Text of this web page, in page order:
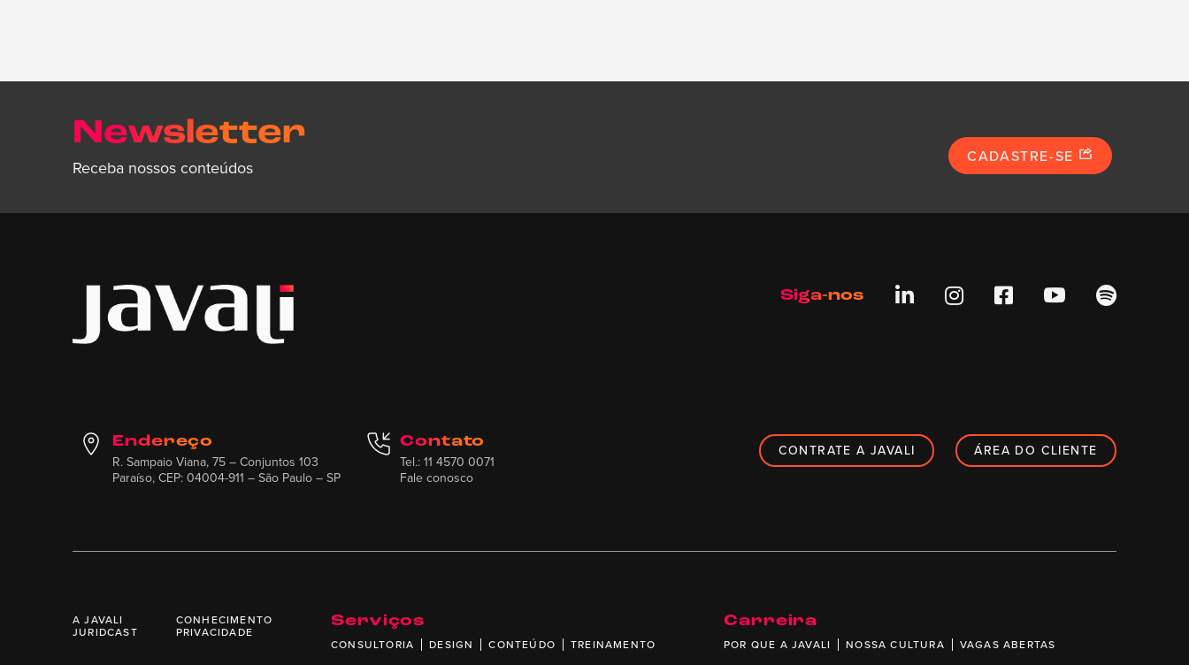
Newsletter
Receba nossos conteúdos
CADASTRE-SE
Siga-nos     
Endereço
R. Sampaio Viana, 75 – Conjuntos 103
Paraíso, CEP: 04004-911 – São Paulo – SP
Contato
Tel.: 11 4570 0071
Fale conosco
CONTRATE A JAVALI ÁREA DO CLIENTE
A JAVALI CONHECIMENTO
JURIDCAST PRIVACIDADE
Serviços
CONSULTORIA DESIGN CONTEÚDO TREINAMENTO
Carreira
POR QUE A JAVALI NOSSA CULTURA VAGAS ABERTAS